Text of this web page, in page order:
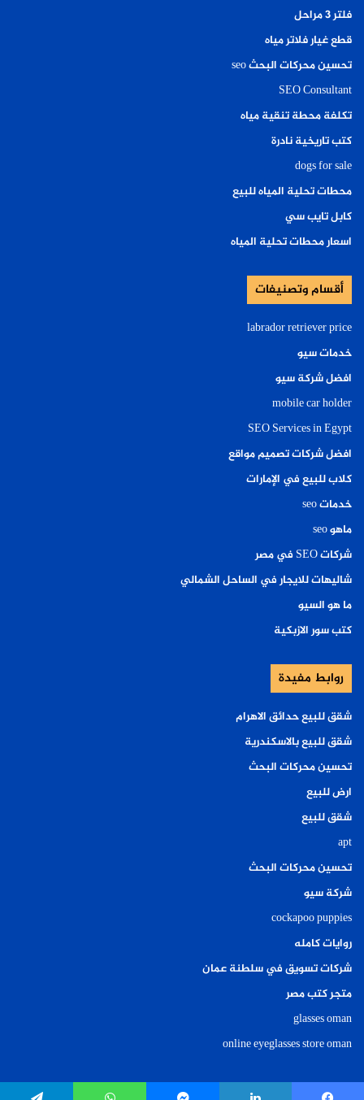
فلتر ٣ مراحل
قطع غيار فلاتر مياه
تحسين محركات البحث seo
SEO Consultant
تكلفة محطة تنقية مياه
كتب تاريخية نادرة
dogs for sale
محطات تحلية المياه للبيع
كابل تايب سي
اسعار محطات تحلية المياه
أقسام وتصنيفات
labrador retriever price
خدمات سيو
افضل شركة سيو
mobile car holder
SEO Services in Egypt
افضل شركات تصميم مواقع
كلاب للبيع في الإمارات
خدمات seo
ماهو seo
شركات SEO في مصر
شاليهات للايجار في الساحل الشمالي
ما هو السيو
كتب سور الازبكية
روابط مفيدة
شقق للبيع حدائق الاهرام
شقق للبيع بالاسكندرية
تحسين محركات البحث
ارض للبيع
شقق للبيع
apt
تحسين محركات البحث
شركة سيو
cockapoo puppies
روايات كامله
شركات تسويق في سلطنة عمان
متجر كتب مصر
glasses oman
online eyeglasses store oman